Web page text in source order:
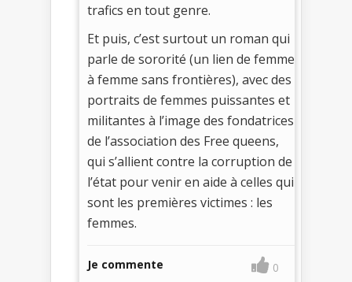
trafics en tout genre.
Et puis, c’est surtout un roman qui
parle de sororité (un lien de femme
à femme sans frontières), avec des
portraits de femmes puissantes et
militantes à l’image des fondatrices
de l’association des Free queens,
qui s’allient contre la corruption de
l’état pour venir en aide à celles qui
sont les premières victimes : les
femmes.
Je commente 0